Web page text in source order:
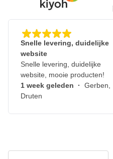
Snelle levering, duidelijke
website
Snelle levering, duidelijke
website, mooie producten!
1 week geleden · Gerben,
Druten